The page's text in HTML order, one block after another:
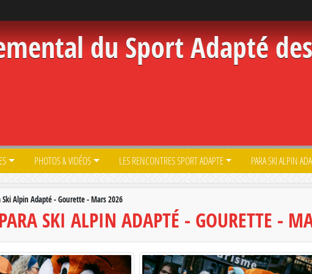
du Sport Adapté
PHOTOS & VIDÉOS LES RENCONTRES SPORT ADAPTE PARA SKI ALPIN
Alpin Adapté - Gourette - Mars 2026
SKI ALPIN ADAPTÉ - GOURETTE -